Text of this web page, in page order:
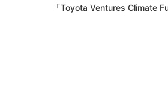
「Toyota Ventures Climate